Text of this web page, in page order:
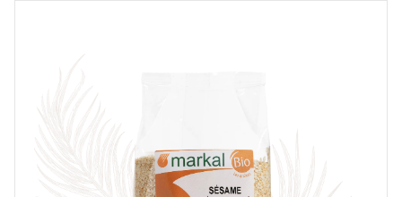
COMMENTAIRE *